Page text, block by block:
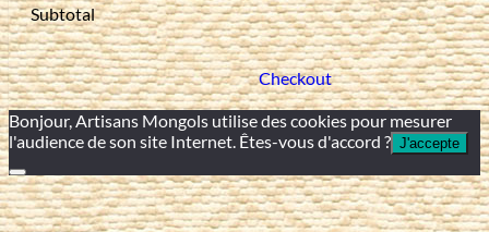
Subtotal
Checkout
Bonjour, Artisans Mongols utilise des cookies pour mesurer
l'audience de son site Internet. Êtes-vous d'accord ? J'accepte